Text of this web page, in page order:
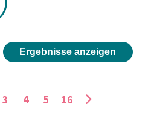
Ergebnisse anzeigen
3 4 5 16